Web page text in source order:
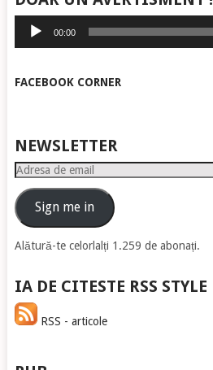
Player
audio
00:00
FACEBOOK CORNER
NEWSLETTER
Adresa
emailSign me in
Alătură-te celorlalți 1.259 de abonați.
IA DE CITESTE RSS STYLE
RSS - articole